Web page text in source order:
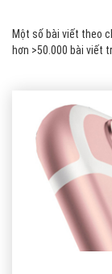
Một số bài viết theo
hơn >50.000 bài viết